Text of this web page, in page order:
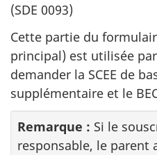
(SDE 0093)
Cette partie du
principal) est utilisée
demander la SCEE de
supplémentaire et le
Remarque : Si le
responsable, le parent